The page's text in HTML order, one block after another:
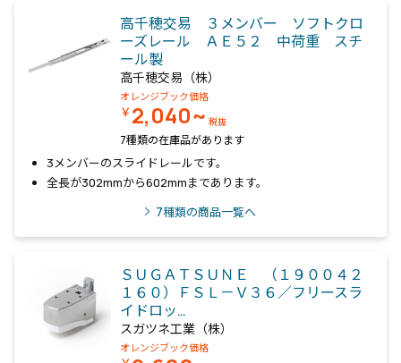
高千穂交易 ３メンバー ソフトクロ
ーズレール ＡＥ５２ 中荷重 スチ
ール製
高千穂交易（株）
オレンジブック価格
￥2,040~ 税抜
7種類の在庫品があります
3メンバーのスライドレールです。
全長が302mmから602mmまであります。
7種類の商品一覧へ
ＳＵＧＡＴＳＵＮＥ （１９００４２
１６０）ＦＳＬ－Ｖ３６／フリースラ
イドロッ…
スガツネ工業（株）
オレンジブック価格